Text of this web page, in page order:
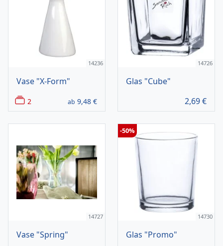
14236
Vase "X-Form"
2 ab 9,48 €
14726
Glas "Cube"
2,69€
14727
Vase "Spring"
14730
Glas "Promo"
-50%